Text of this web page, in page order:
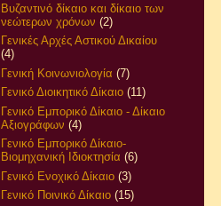
Βυζαντινό δίκαιο και δίκαιο των
νεώτερων χρόνων (2)
Γενικές Αρχές Αστικού Δικαίου
(4)
Γενική Κοινωνιολογία (7)
Γενικό Διοικητικό Δίκαιο (11)
Γενικό Εμπορικό Δίκαιο - Δίκαιο
Αξιογράφων (4)
Γενικό Εμπορικό Δίκαιο-
Βιομηχανική Ιδιοκτησία (6)
Γενικό Ενοχικό Δίκαιο (3)
Γενικό Ποινικό Δίκαιο (15)